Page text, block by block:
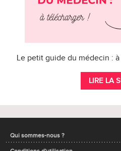
Le petit guide du médecin :
LIRE LA
Qui sommes-nous ?